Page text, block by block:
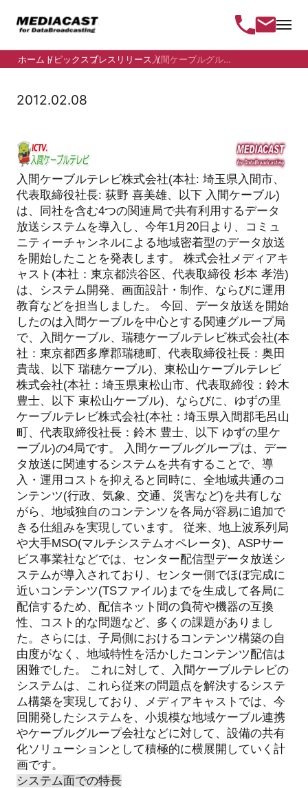
ホーム トピックスプレスリリース 入間ケーブルグループの4局、地域密...
2012.02.08
入間ケーブルテレビ株式会社(本社: 埼玉県入間市、
代表取締役社長: 荻野 喜美雄、以下 入間ケーブル)
は、同社を含む4つの関連局で共有利用するデータ
放送システムを導入し、今年1月20日より、コミュ
ニティーチャンネルによる地域密着型のデータ放送
を開始したことを発表します。
株式会社メディアキ
ャスト(本社：東京都渋谷区、代表取締役 杉本 孝浩)
は、システム開発、画面設計・制作、ならびに運用
教育などを担当しました。
今回、データ放送を開始
したのは入間ケーブルを中心とする関連グループ局
で、入間ケーブル、瑞穂ケーブルテレビ株式会社(本
社：東京都西多摩郡瑞穂町、代表取締役社長：奥田
貴哉、以下 瑞穂ケーブル)、東松山ケーブルテレビ
株式会社(本社：埼玉県東松山市、代表取締役：鈴木
豊士、以下 東松山ケーブル)、ならびに、ゆずの里
ケーブルテレビ株式会社(本社：埼玉県入間郡毛呂山
町、代表取締役社長：鈴木 豊士、以下 ゆずの里ケ
ーブル)の4局です。
入間ケーブルグループは、デー
タ放送に関連するシステムを共有することで、導
入・運用コストを抑えると同時に、全地域共通のコ
ンテンツ(行政、気象、交通、災害など)を共有しな
がら、地域独自のコンテンツを各局が容易に追加で
きる仕組みを実現しています。
従来、地上波系列局
や大手MSO(マルチシステムオペレータ)、ASPサー
ビス事業社などでは、センター配信型データ放送シ
ステムが導入されており、センター側でほぼ完成に
近いコンテンツ(TSファイル)までを生成して各局に
配信するため、配信ネット間の負荷や機器の互換
性、コスト的な問題など、多くの課題がありまし
た。さらには、子局側におけるコンテンツ構築の自
由度がなく、地域特性を活かしたコンテンツ配信は
困難でした。
これに対して、入間ケーブルテレビの
システムは、これら従来の問題点を解決するシステ
ム構築を実現しており、メディアキャストでは、今
回開発したシステムを、小規模な地域ケーブル連携
やケーブルグループ会社などに対して、設備の共有
化ソリューションとして積極的に横展開していく計
画です。
システム面での特長